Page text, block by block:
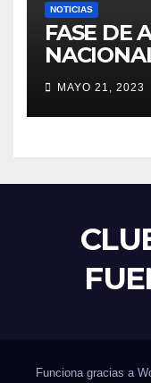
NOTICIAS
FASE DE
MAYO 21, 2023
Funciona gracias a